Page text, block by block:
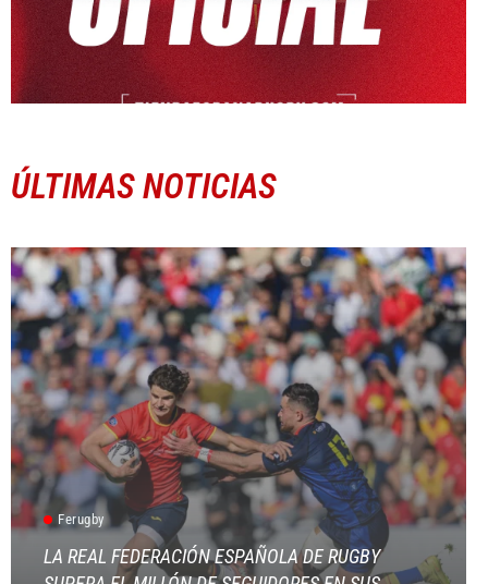
ÚLTIMAS NOTICIAS
Ferugby
LA REAL FEDERACIÓN ESPAÑOLA DE RUGBY